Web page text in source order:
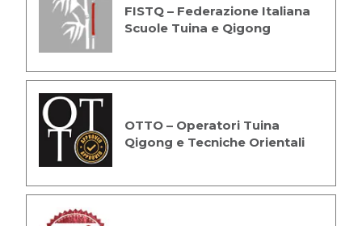
FISTQ – Federazione Italiana
Scuole Tuina e Qigong
OTTO – Operatori Tuina
Qigong e Tecniche Orientali